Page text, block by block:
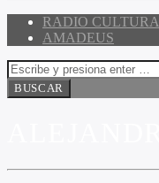
RADIO CULTURA
AMADEUS